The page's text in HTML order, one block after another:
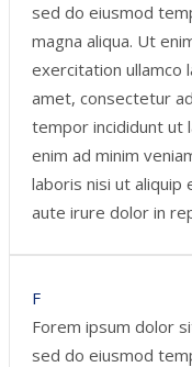
sed do eiusmod
magna aliqua. Ut
exercitation ullamco
amet, consectetur
tempor incididunt ut
enim ad minim
laboris nisi ut aliquip
aute irure dolor in
F
Forem ipsum dolor
sed do eiusmod